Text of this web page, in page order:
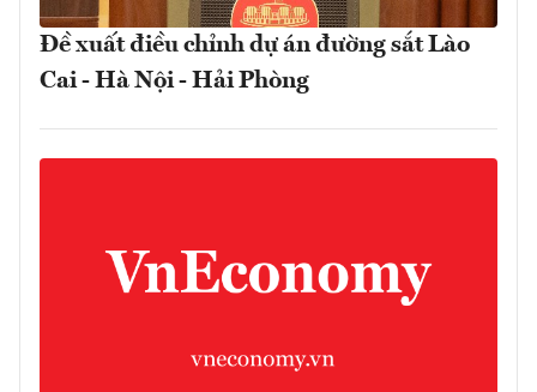
Đề xuất điều chỉnh dự án đường sắt Lào
Cai - Hà Nội - Hải Phòng